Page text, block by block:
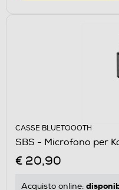
CASSE BLUETOOOTH
SBS - Microfono per
€ 20,90
Acquisto online: